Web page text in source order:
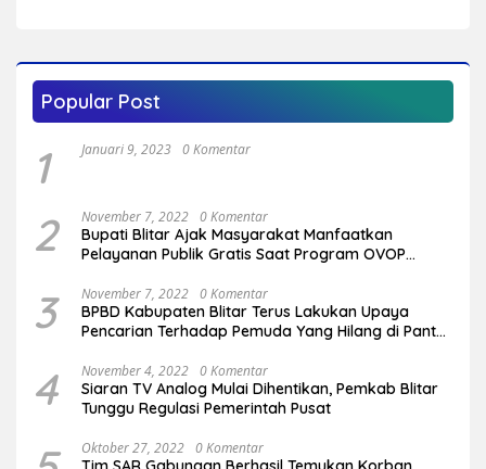
Popular Post
1 Januari 9, 2023 0 Komentar
2 November 7, 2022 0 Komentar
Bupati Blitar Ajak Masyarakat Manfaatkan
Pelayanan Publik Gratis Saat Program OVOP
3 November 7, 2022 0 Komentar
BPBD Kabupaten Blitar Terus Lakukan Upaya
Pencarian Terhadap Pemuda Yang Hilang di Pantai
4 November 4, 2022 0 Komentar
Siaran TV Analog Mulai Dihentikan, Pemkab Blitar
Tunggu Regulasi Pemerintah Pusat
Oktober 27, 2022 0 Komentar